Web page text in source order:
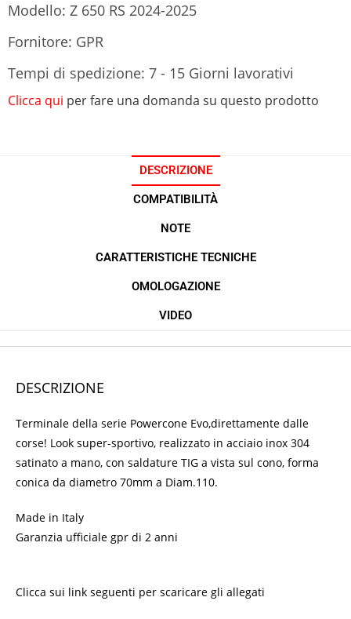
Modello: Z 650 RS 2024-2025
Fornitore: GPR
Tempi di spedizione: 7 - 15 Giorni lavorativi
Clicca qui per fare una domanda su questo prodotto
DESCRIZIONE
COMPATIBILITÀ
NOTE
CARATTERISTICHE TECNICHE
OMOLOGAZIONE
VIDEO
DESCRIZIONE
Terminale della serie Powercone Evo,direttamente dalle
corse! Look super-sportivo, realizzato in acciaio inox 304
satinato a mano, con saldature TIG a vista sul cono, forma
conica da diametro 70mm a Diam.110.
Made in Italy
Garanzia ufficiale gpr di 2 anni
Clicca sui link seguenti per scaricare gli allegati